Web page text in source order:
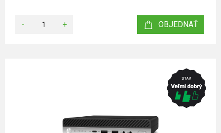
- + OBJEDNAŤ